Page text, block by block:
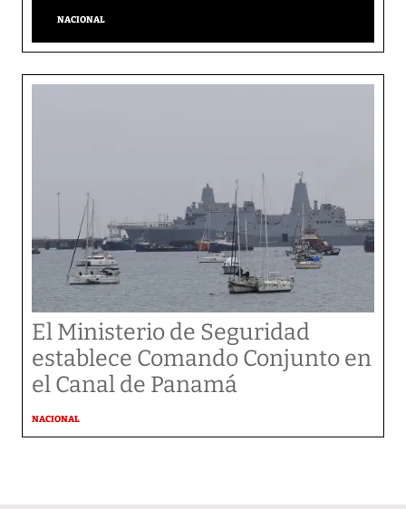
NACIONAL
El Ministerio de Seguridad
establece Comando Conjunto en
el Canal de Panamá
NACIONAL